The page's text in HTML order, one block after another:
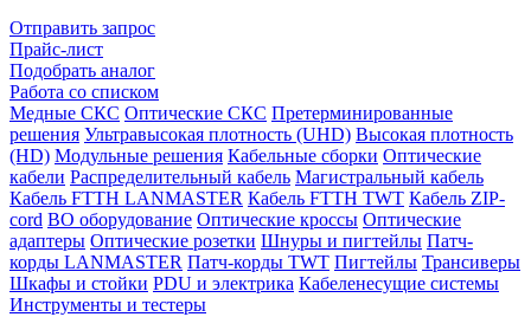
Отправить запрос
Прайс-лист
Подобрать аналог
Работа со списком
Медные СКС Оптические СКС Претерминированные
решения Ультравысокая плотность (UHD) Высокая плотность
(HD) Модульные решения Кабельные сборки Оптические
кабели Распределительный кабель Магистральный кабель
Кабель FTTH LANMASTER Кабель FTTH TWT Кабель ZIP-
cord ВО оборудование Оптические кроссы Оптические
адаптеры Оптические розетки Шнуры и пигтейлы Патч-
корды LANMASTER Патч-корды TWT Пигтейлы Трансиверы
Шкафы и стойки PDU и электрика Кабеленесущие системы
Инструменты и тестеры